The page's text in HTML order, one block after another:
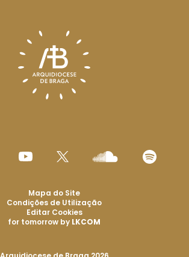
Mapa do Site
Condições de Utilização
Editar Cookies
for tomorrow by LKCOM